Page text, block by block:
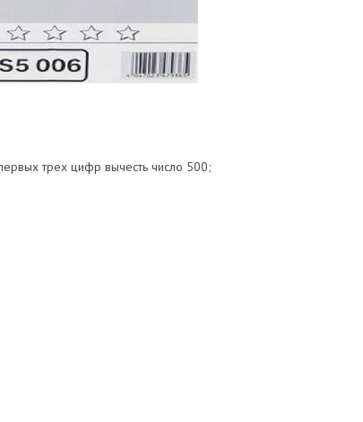
трех цифр вычесть число 500;